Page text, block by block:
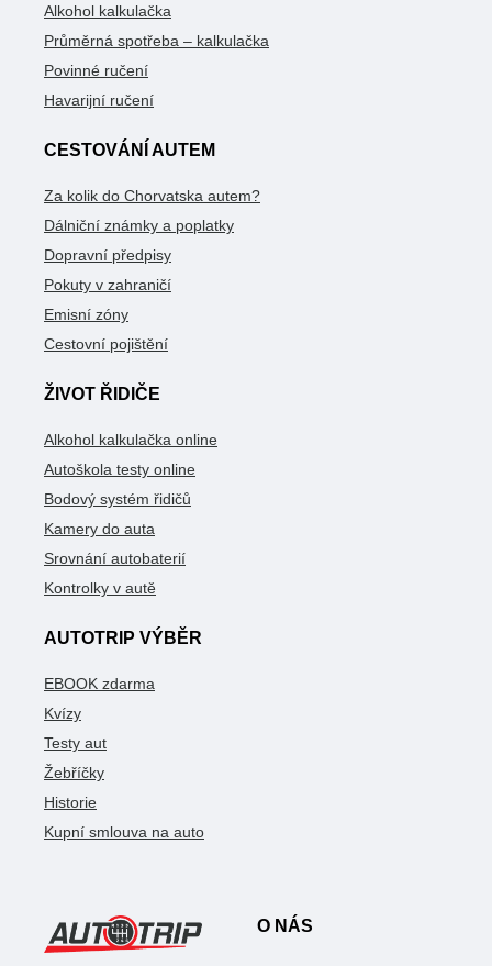
Alkohol kalkulačka
Průměrná spotřeba – kalkulačka
Povinné ručení
Havarijní ručení
CESTOVÁNÍ AUTEM
Za kolik do Chorvatska autem?
Dálniční známky a poplatky
Dopravní předpisy
Pokuty v zahraničí
Emisní zóny
Cestovní pojištění
ŽIVOT ŘIDIČE
Alkohol kalkulačka online
Autoškola testy online
Bodový systém řidičů
Kamery do auta
Srovnání autobaterií
Kontrolky v autě
AUTOTRIP VÝBĚR
EBOOK zdarma
Kvízy
Testy aut
Žebříčky
Historie
Kupní smlouva na auto
O NÁS